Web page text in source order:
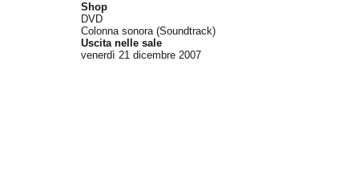
Shop
DVD
Colonna sonora (Soundtrack)
Uscita nelle sale
venerdì 21 dicembre 2007